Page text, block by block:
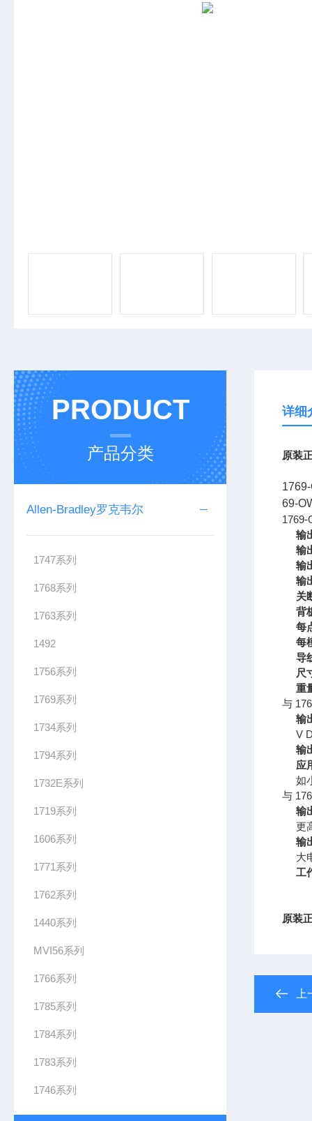
PRODUCT
产品分类
Allen-Bradley罗克韦尔
1747系列
1768系列
1763系列
1492
1756系列
1769系列
1734系列
1794系列
1732E系列
1719系列
1606系列
1771系列
1762系列
1440系列
MVI56系列
1766系列
1785系列
1784系列
1783系列
1746系列
详细
原装
69-
1769-
输
输
输
输
关
背
每
每
导
尺
重
与
输
V
输
应
如
与
输
更
输
大
工
原装